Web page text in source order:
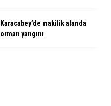
Karacabey’de makilik alanda
orman yangını